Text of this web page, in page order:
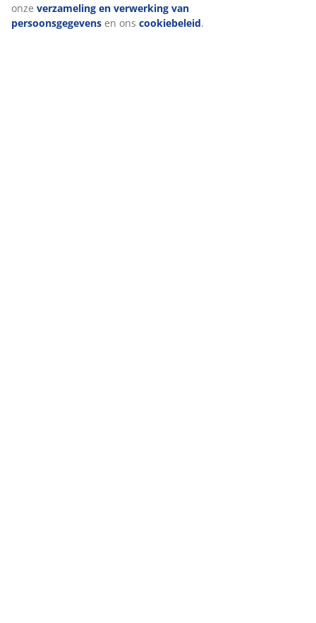
onze verzameling en verwerking van
persoonsgegevens en ons cookiebeleid.